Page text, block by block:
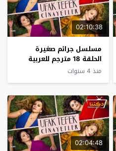
02:10:38
مسلسل جرائم صغيرة
الحلقة 18 مترجم للعربية
منذ 4 سنوات
02:04:48